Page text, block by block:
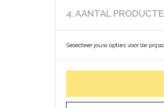
4. AANTAL
Selecteer jouw opties voor de